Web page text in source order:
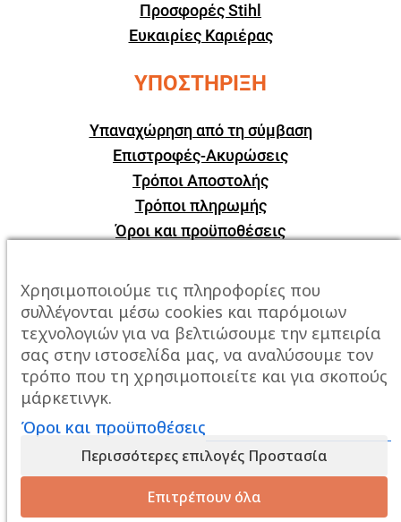
Προσφορές Stihl
Ευκαιρίες Καριέρας
ΥΠΟΣΤΗΡΙΞΗ
Υπαναχώρηση από τη σύμβαση
Επιστροφές-Ακυρώσεις
Τρόποι Αποστολής
Τρόποι πληρωμής
Όροι και προϋποθέσεις
ΕΠΙΚΟΙΝΩΝΙΑ
Πόλη:Καβάλα, Σταυρός Αμυγδαλεώνα
Τηλέφωνο:2510247678
Web-Mate
Χρησιμοποιούμε τις πληροφορίες που
συλλέγονται μέσω cookies και παρόμοιων
τεχνολογιών για να βελτιώσουμε την εμπειρία
σας στην ιστοσελίδα μας, να αναλύσουμε τον
τρόπο που τη χρησιμοποιείτε και για σκοπούς
μάρκετινγκ.
Όροι και προϋποθέσεις
Περισσότερες επιλογές Προστασία
Επιτρέπουν όλα